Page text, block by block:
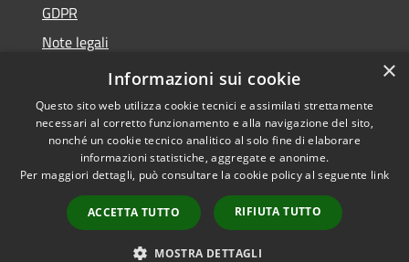
GDPR
Note legali
Dichiarazione di accessibilità
Accessibilità
Copyright © 2026 • Comune di
Cattolica • Powered by
Municipium•
Accesso
redazione
×
Informazioni sui cookie
Questo sito web utilizza cookie tecnici e assimilati strettamente
necessari al corretto funzionamento e alla navigazione del sito,
nonché un cookie tecnico analitico al solo fine di elaborare
informazioni statistiche, aggregate e anonime.
Per maggiori dettagli, può consultare la cookie policy al seguente link
ACCETTA TUTTO RIFIUTA TUTTO
MOSTRA DETTAGLI